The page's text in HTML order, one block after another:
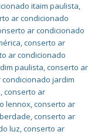
itaim paulista,
ar condicionado
ar condicionado
,conserto ar
ar condicionado
paulista,conserto ar
jardim
,conserto ar
lennox,conserto ar
,conserto ar
luz,conserto ar